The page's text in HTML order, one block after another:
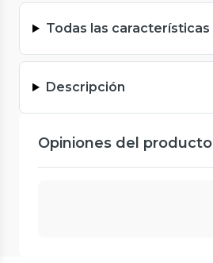
Todas las características
Descripción
Opiniones del producto